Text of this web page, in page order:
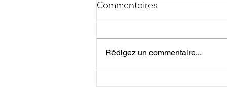
Commentaires
Rédigez un commentaire...